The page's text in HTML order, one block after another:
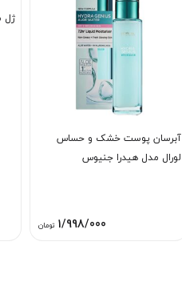
آبرسان پوست خشک و حساس
لورال مدل هیدرا جنیوس
1/998/000 تومان
ژل